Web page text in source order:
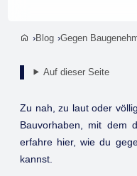
Blog Gegen
Auf dieser Seite
Zu nah, zu laut oder
Bauvorhaben, mit dem
erfahre hier, wie du
kannst.